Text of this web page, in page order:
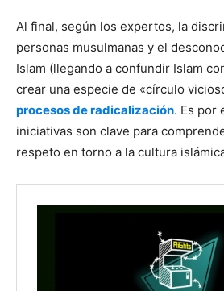
Al final, según los expertos, la
personas musulmanas y el
Islam (llegando a confundir Islam
crear una especie de «círculo
procesos de radicalización. Es por
iniciativas son clave para
respeto en torno a la cultura